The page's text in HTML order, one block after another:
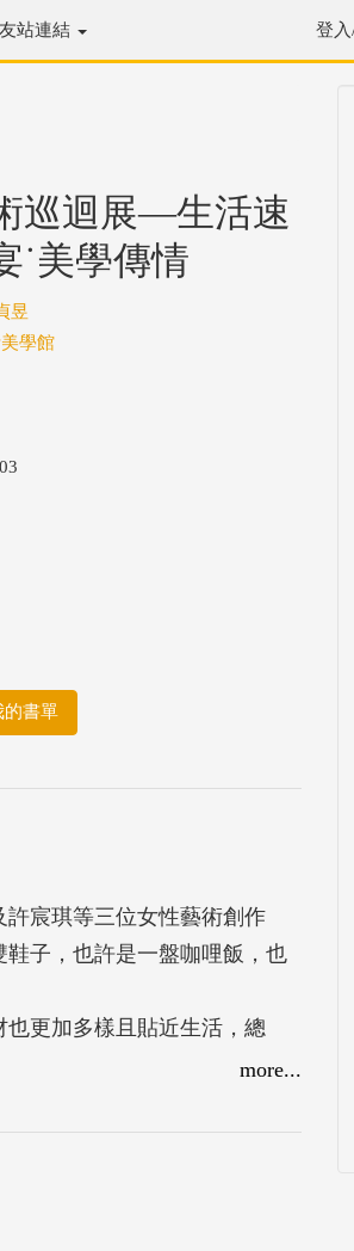
友站連結 登
巡迴展—生活速
˙美學傳情
昱
學館
的書單
許宸琪等三位女性藝術創作
子，也許是一盤咖哩飯，也
更加多樣且貼近生活，總
more...